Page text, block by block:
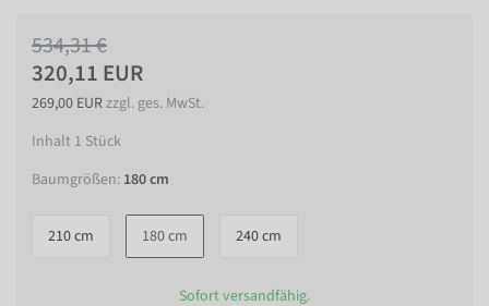
534,31 €
320,11 EUR
269,00 EURzzgl. ges. MwSt.
Inhalt 1 Stück
Baumgrößen: 180 cm
210 cm 180 cm 240 cm
Sofort versandfähig.